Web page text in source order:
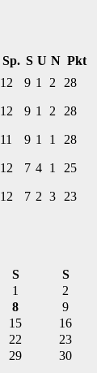
Sp. S U N Pkt
12 9 1 2 28
12 9 1 2 28
11 9 1 1 28
12 7 4 1 25
12 7 2 3 23
S
S
1
2
8
9
15
16
22
23
29
30